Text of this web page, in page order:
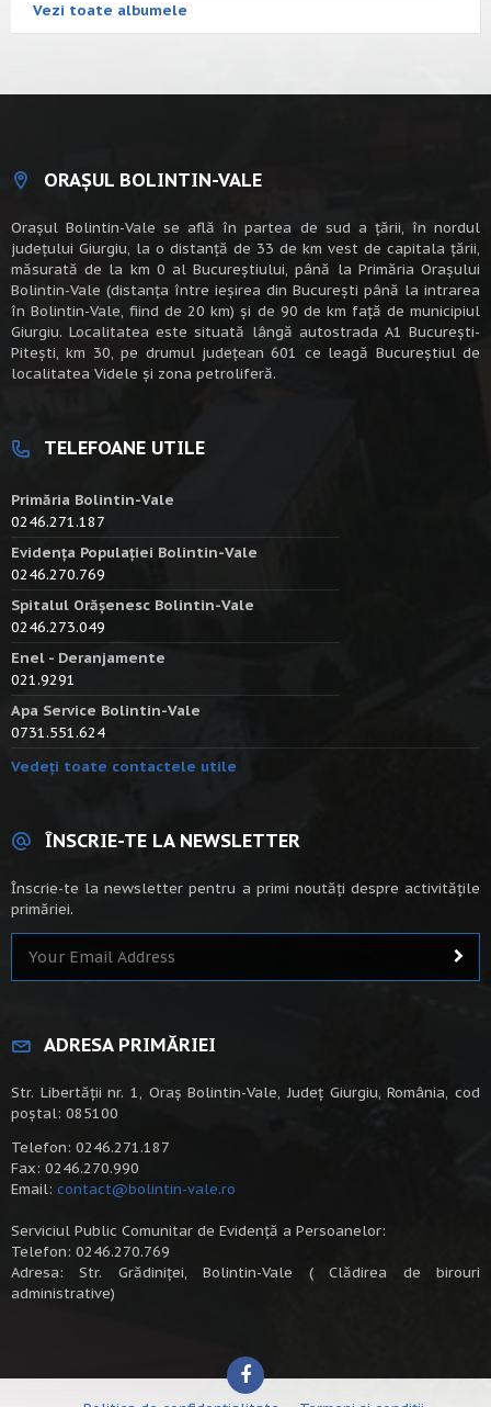
Vezi toate albumele
ORAȘUL BOLINTIN-VALE
Oraşul Bolintin-Vale se află în partea de sud a ţării, în nordul
judeţului Giurgiu, la o distanţă de 33 de km vest de capitala țării,
măsurată de la km 0 al Bucureștiului, până la Primăria Orașului
Bolintin-Vale (distanța între ieșirea din București până la intrarea
în Bolintin-Vale, fiind de 20 km) şi de 90 de km faţă de municipiul
Giurgiu. Localitatea este situată lângă autostrada A1 Bucureşti-
Piteşti, km 30, pe drumul judeţean 601 ce leagă Bucureştiul de
localitatea Videle şi zona petroliferă.
TELEFOANE UTILE
Primăria Bolintin-Vale
0246.271.187
Evidența Populației Bolintin-Vale
0246.270.769
Spitalul Orășenesc Bolintin-Vale
0246.273.049
Enel - Deranjamente
021.9291
Apa Service Bolintin-Vale
0731.551.624
Vedeți toate contactele utile
ÎNSCRIE-TE LA NEWSLETTER
Înscrie-te la newsletter pentru a primi noutăți despre activitățile
primăriei.
ADRESA PRIMĂRIEI
Str. Libertății nr. 1, Oraș Bolintin-Vale, Județ Giurgiu, România, cod
poștal: 085100
Telefon: 0246.271.187
Fax: 0246.270.990
Email: contact@bolintin-vale.ro
Serviciul Public Comunitar de Evidență a Persoanelor:
Telefon: 0246.270.769
Adresa: Str. Grădiniței, Bolintin-Vale ( Clădirea de birouri
administrative)